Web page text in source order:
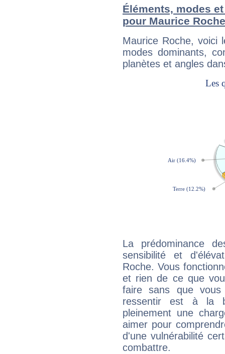
Éléments, modes
pour Maurice Roche
Maurice Roche, voici
modes dominants,
planètes et angles
La prédominance
sensibilité et
Roche. Vous
et rien de ce que
faire sans que
ressentir est à la
pleinement une
aimer pour
d'une vulnérabilité
combattre.